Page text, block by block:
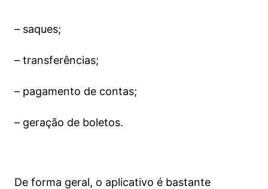
– saques;
– transferências;
– pagamento de contas;
– geração de boletos.
De forma geral, o aplicativo é bastante